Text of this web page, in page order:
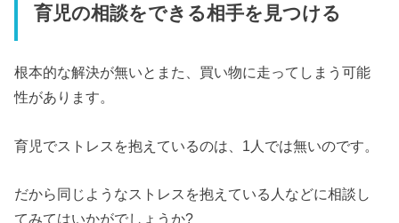
育児の相談をできる相手を見つける
根本的な解決が無いとまた、買い物に走ってしまう可能
性があります。
育児でストレスを抱えているのは、1人では無いのです。
だから同じようなストレスを抱えている人などに相談し
てみてはいかがでしょうか?